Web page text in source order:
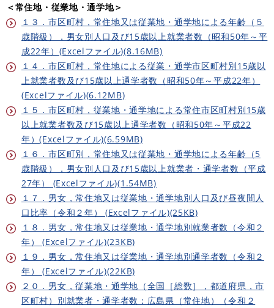
＜常住地・従業地・通学地＞
１３．市区町村，常住地又は従業地・通学地による年齢（５
歳階級），男女別人口及び15歳以上就業者数（昭和50年～平
成22年）(Excelファイル)(8.16MB)
１４．市区町村，常住地による従業・通学市区町村別15歳以
上就業者数及び15歳以上通学者数（昭和50年～平成22年）
(Excelファイル)(6.12MB)
１５．市区町村，従業地・通学地による常住市区町村別15歳
以上就業者数及び15歳以上通学者数（昭和50年～平成22
年）(Excelファイル)(6.59MB)
１６．市区町別，常住地又は従業地・通学地による年齢（5
歳階級），男女別人口及び15歳以上就業者・通学者数（平成
27年） (Excelファイル)(1.54MB)
１７．男女，常住地又は従業地・通学地別人口及び昼夜間人
口比率（令和２年） (Excelファイル)(25KB)
１８．男女，常住地又は従業地・通学地別就業者数（令和２
年） (Excelファイル)(23KB)
１９．男女，常住地又は従業地・通学地別通学者数（令和２
年） (Excelファイル)(22KB)
２０．男女，従業地・通学地（全国［総数］，都道府県，市
区町村）別就業者・通学者数：広島県（常住地）（令和２